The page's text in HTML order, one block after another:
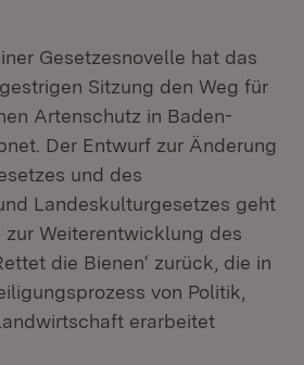
Gesetzesnovelle hat das
Sitzung den Weg für
Artenschutz in Baden-
Der Entwurf zur Änderung
und des
Landeskulturgesetzes geht
Weiterentwicklung des
die Bienen‘ zurück, die in
von Politik,
erarbeitet